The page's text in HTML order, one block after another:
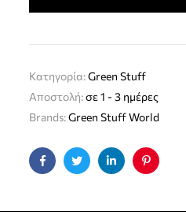
Κατηγορία:Green Stuff
Αποστολή:σε 1 - 3 ημέρες
Brands:Green Stuff World
FacebookTwitterLinkedinPinterest